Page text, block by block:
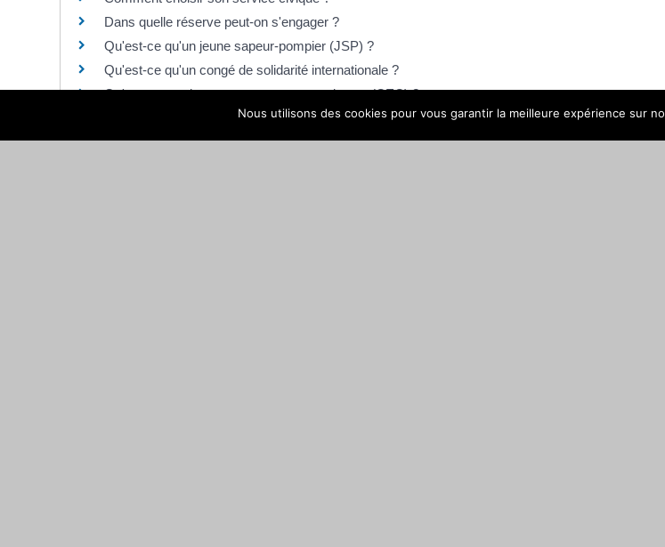
Dans quelle réserve peut-on s'engager ?
Qu'est-ce qu'un jeune sapeur-pompier (JSP) ?
Qu'est-ce qu'un congé de solidarité internationale ?
Qu'est-ce que le compte engagement citoyen (CEC) ?
Qu'est-ce que le service militaire volontaire ?Nous utilisons des cookies pour vous garantir la meilleure expérience sur